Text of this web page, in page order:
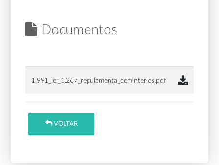
Documentos
1.991_lei_1.267_regulamenta_ceminterios.pdf
VOLTAR